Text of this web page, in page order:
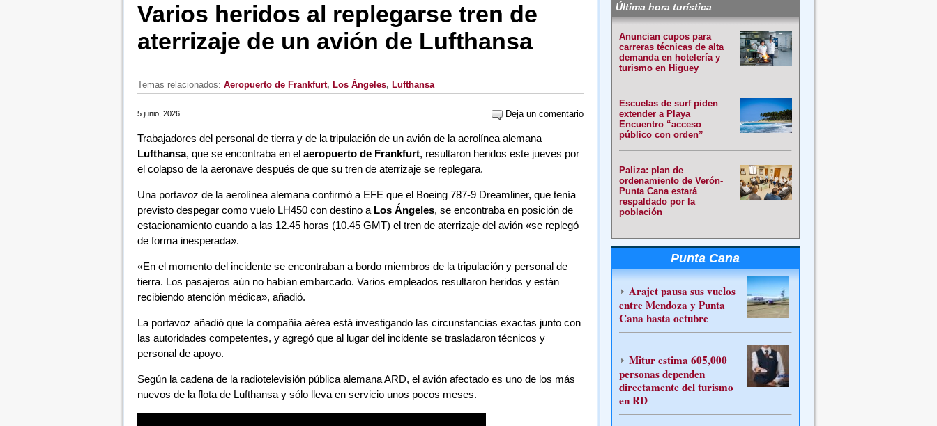
Varios heridos al replegarse tren de
aterrizaje de un avión de Lufthansa
Temas relacionados: Aeropuerto de Frankfurt, Los Ángeles, Lufthansa
5 junio, 2026 Deja un comentario
Trabajadores del personal de tierra y de la tripulación de un avión de la aerolínea alemana
Lufthansa, que se encontraba en el aeropuerto de Frankfurt, resultaron heridos este jueves por
el colapso de la aeronave después de que su tren de aterrizaje se replegara.
Una portavoz de la aerolínea alemana confirmó a EFE que el Boeing 787-9 Dreamliner, que tenía
previsto despegar como vuelo LH450 con destino a Los Ángeles, se encontraba en posición de
estacionamiento cuando a las 12.45 horas (10.45 GMT) el tren de aterrizaje del avión «se replegó
de forma inesperada».
«En el momento del incidente se encontraban a bordo miembros de la tripulación y personal de
tierra. Los pasajeros aún no habían embarcado. Varios empleados resultaron heridos y están
recibiendo atención médica», añadió.
La portavoz añadió que la compañía aérea está investigando las circunstancias exactas junto con
las autoridades competentes, y agregó que al lugar del incidente se trasladaron técnicos y
personal de apoyo.
Según la cadena de la radiotelevisión pública alemana ARD, el avión afectado es uno de los más
nuevos de la flota de Lufthansa y sólo lleva en servicio unos pocos meses.
Última hora turística
Anuncian cupos para
carreras técnicas de alta
demanda en hotelería y
turismo en Higuey
Escuelas de surf piden
extender a Playa
Encuentro “acceso
público con orden”
Paliza: plan de
ordenamiento de Verón-
Punta Cana estará
respaldado por la
población
Punta Cana
Arajet pausa sus vuelos
entre Mendoza y Punta
Cana hasta octubre
Mitur estima 605,000
personas dependen
directamente del turismo
en RD